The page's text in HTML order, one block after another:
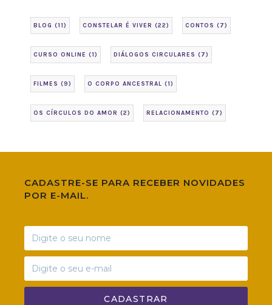
BLOG (11) CONSTELAR É VIVER (22) CONTOS (7)
CURSO ONLINE (1) DIÁLOGOS CIRCULARES (7)
FILMES (9) O CORPO ANCESTRAL (1)
OS CÍRCULOS DO AMOR (2) RELACIONAMENTO (7)
CADASTRE-SE PARA RECEBER NOVIDADES
POR E-MAIL.
CADASTRAR